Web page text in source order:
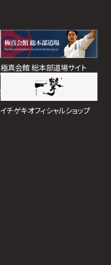
極真会館 総本部道場サイト
イチゲキオフィシャルショップ